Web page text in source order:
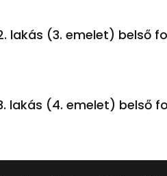
lakás (3. emelet) belső
lakás (4. emelet) belső